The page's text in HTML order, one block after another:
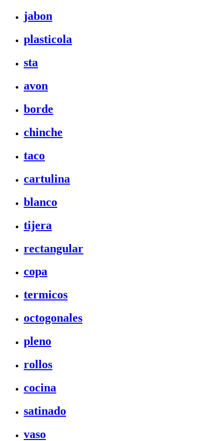
jabon
plasticola
sta
avon
borde
chinche
taco
cartulina
blanco
tijera
rectangular
copa
termicos
octogonales
pleno
rollos
cocina
satinado
vaso